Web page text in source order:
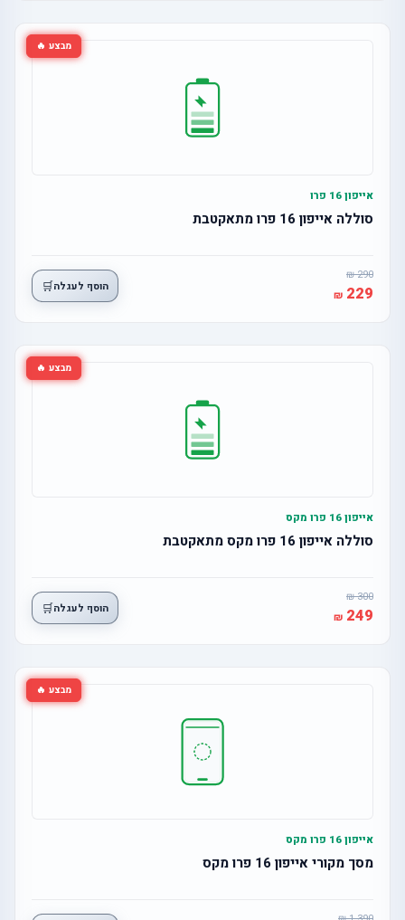
מבצע 🔥
אייפון 16 פרו
סוללה אייפון 16 פרו מתאקטבת
290
229 הוסף לעגלה🛒
מבצע 🔥
אייפון 16 פרו מקס
סוללה אייפון 16 פרו מקס מתאקטבת
300
249 הוסף לעגלה🛒
מבצע 🔥
אייפון 16 פרו מקס
מסך מקורי אייפון 16 פרו מקס